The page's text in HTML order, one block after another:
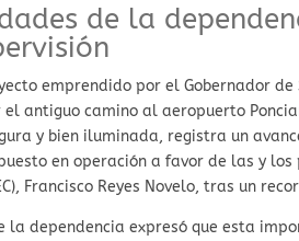
de la
emprendido por el Gobernador
el antiguo camino al aeropuerto
y bien iluminada, registra un
en operación a favor de las y
Francisco Reyes Novelo, tras un
la dependencia expresó que esta